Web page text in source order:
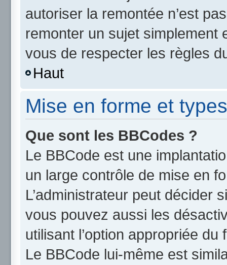
autoriser la remontée n’est
remonter un sujet simplement
vous de respecter les règles
Haut
Mise en forme et
Que sont les BBCodes ?
Le BBCode est une
un large contrôle de mise en
L’administrateur peut décider
vous pouvez aussi les
utilisant l’option appropriée
Le BBCode lui-même est